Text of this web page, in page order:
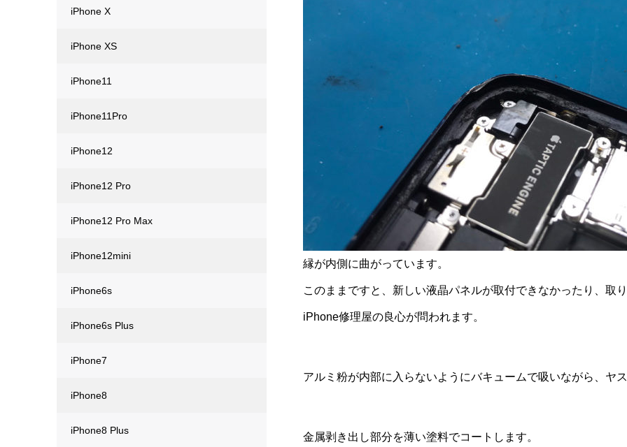
縁が内側に曲がっています。
このままですと、新しい液晶パネルが取付できなかったり、取
iPhone修理屋の良心が問われます。
アルミ粉が内部に入らないようにバキュームで吸いながら、ヤ
金属剥き出し部分を薄い塗料でコートします。
iPhone X
iPhone XS
iPhone11
iPhone11Pro
iPhone12
iPhone12 Pro
iPhone12 Pro Max
iPhone12mini
iPhone6s
iPhone6s Plus
iPhone7
iPhone8
iPhone8 Plus